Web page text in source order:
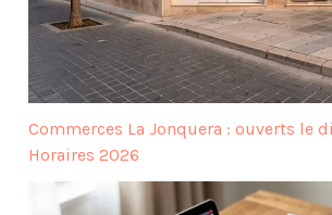
Commerces La Jonquera : ouverts le
Horaires 2026